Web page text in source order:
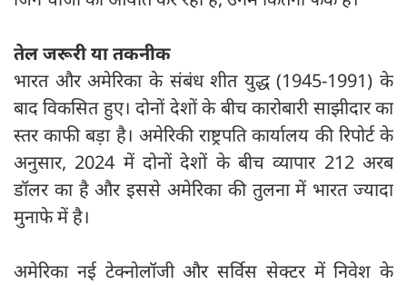
तेल जरूरी या तकनीक
भारत और अमेरिका के संबंध शीत युद्ध (1945-1991) के
बाद विकसित हुए। दोनों देशों के बीच कारोबारी साझीदार का
स्तर काफी बड़ा है। अमेरिकी राष्ट्रपति कार्यालय की रिपोर्ट के
अनुसार, 2024 में दोनों देशों के बीच व्यापार 212 अरब
डॉलर का है और इससे अमेरिका की तुलना में भारत ज्यादा
मुनाफे में है।
अमेरिका नई टेक्नोलॉजी और सर्विस सेक्टर में निवेश के